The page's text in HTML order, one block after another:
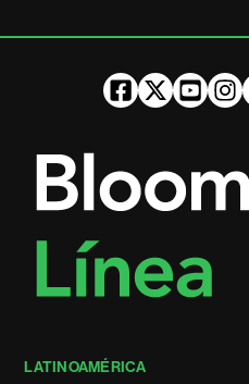
LATINOAMÉRICA